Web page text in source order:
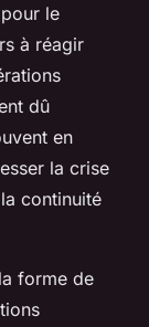
le
à réagir
dû
en
la crise
continuité
forme de